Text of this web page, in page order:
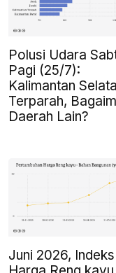
Polusi Udara
Pagi (25/7):
Kalimantan
Terparah,
Daerah Lain?
Juni 2026, Indeks